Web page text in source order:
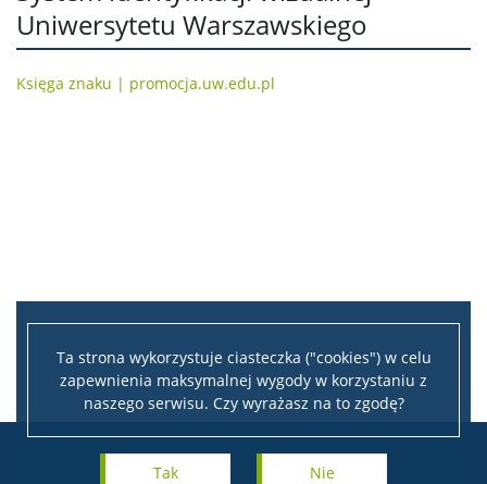
Ta strona wykorzystuje ciasteczka ("cookies") w celu
zapewnienia maksymalnej wygody w korzystaniu z
naszego serwisu. Czy wyrażasz na to zgodę?
Tak Nie
Uniwersytetu Warszawskiego
Księga znaku | promocja.uw.edu.pl